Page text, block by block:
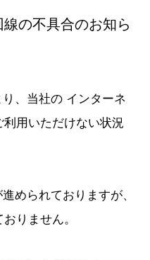
線の不具合のお知ら
、当社の インターネ
用いただけない状況
められておりますが、
りません。